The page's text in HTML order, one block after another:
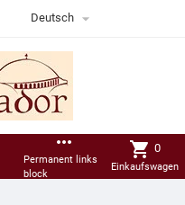
Deutsch 
more_horiz
Permanent links
block
shopping_cart 0
Einkaufswagen